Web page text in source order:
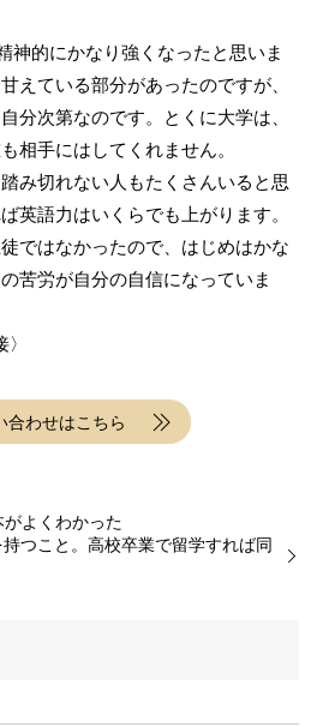
神的にかなり強くなったと思いま
えている部分があったのですが、
分次第なのです。とくに大学は、
相手にはしてくれません。
み切れない人もたくさんいると思
英語力はいくらでも上がります。
ではなかったので、はじめはかな
苦労が自分の自信になっていま
合わせはこちら
よくわかった
つこと。高校卒業で留学すれば同